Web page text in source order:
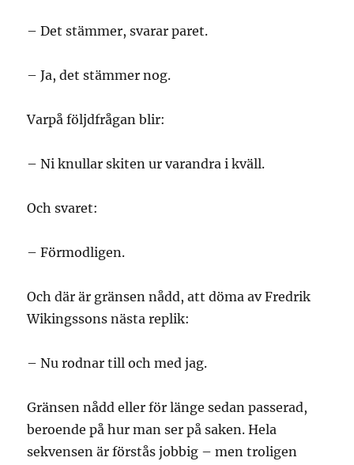
– Det stämmer, svarar paret.
– Ja, det stämmer nog.
Varpå följdfrågan blir:
– Ni knullar skiten ur varandra i kväll.
Och svaret:
– Förmodligen.
Och där är gränsen nådd, att döma av Fredrik
Wikingssons nästa replik:
– Nu rodnar till och med jag.
Gränsen nådd eller för länge sedan passerad,
beroende på hur man ser på saken. Hela
sekvensen är förstås jobbig – men troligen